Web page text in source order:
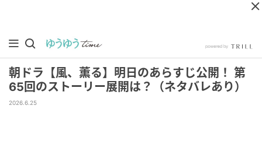
朝ドラ【風、薫る】明日のあらすじ公開！ 第
65回のストーリー展開は？（ネタバレあり）
2026.6.25